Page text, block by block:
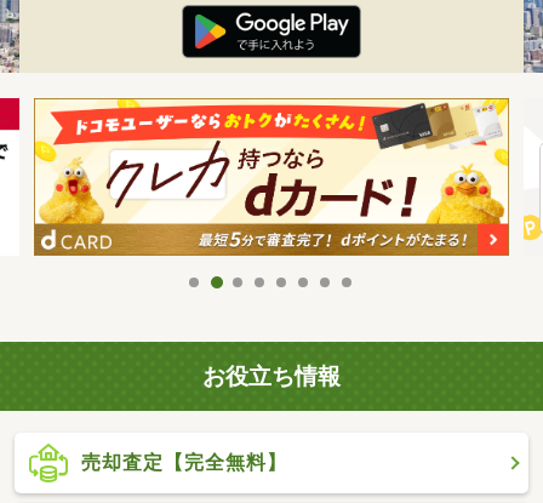
お役立ち情報
売却査定【完全無料】